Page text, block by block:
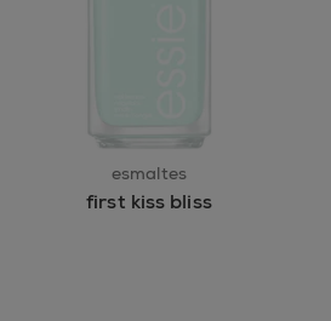
esmaltes
first kiss bliss